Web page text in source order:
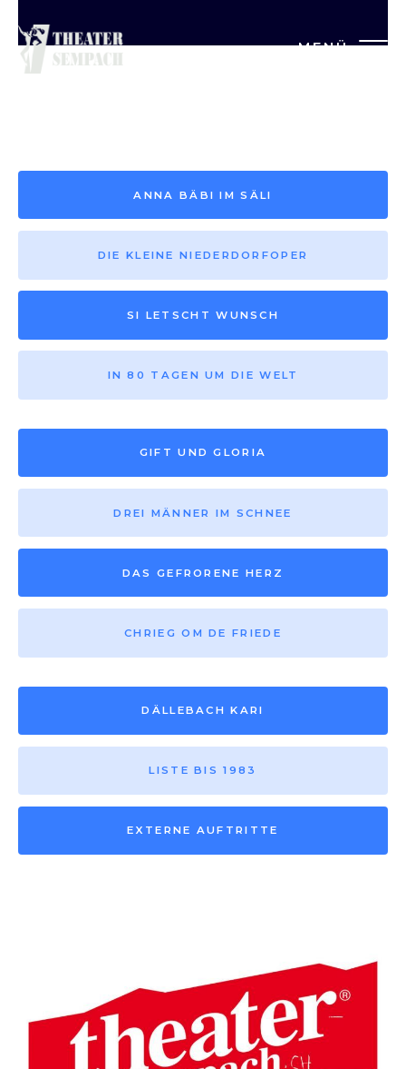
MENÜ
Saison vor 2013
ANNA BÄBI IM SÄLI
DIE KLEINE NIEDERDORFOPER
SI LETSCHT WUNSCH
IN 80 TAGEN UM DIE WELT
GIFT UND GLORIA
DREI MÄNNER IM SCHNEE
DAS GEFRORENE HERZ
CHRIEG OM DE FRIEDE
DÄLLEBACH KARI
LISTE BIS 1983
EXTERNE AUFTRITTE